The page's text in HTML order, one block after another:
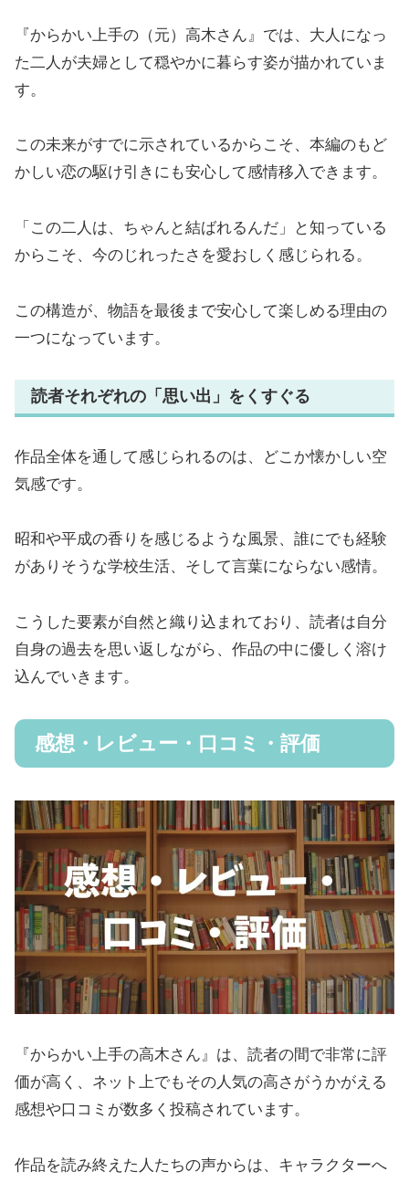
『からかい上手の（元）高木さん』では、大人になっ
た二人が夫婦として穏やかに暮らす姿が描かれていま
す。
この未来がすでに示されているからこそ、本編のもど
かしい恋の駆け引きにも安心して感情移入できます。
「この二人は、ちゃんと結ばれるんだ」と知っている
からこそ、今のじれったさを愛おしく感じられる。
この構造が、物語を最後まで安心して楽しめる理由の
一つになっています。
読者それぞれの「思い出」をくすぐる
作品全体を通して感じられるのは、どこか懐かしい空
気感です。
昭和や平成の香りを感じるような風景、誰にでも経験
がありそうな学校生活、そして言葉にならない感情。
こうした要素が自然と織り込まれており、読者は自分
自身の過去を思い返しながら、作品の中に優しく溶け
込んでいきます。
感想・レビュー・口コミ・評価
『からかい上手の高木さん』は、読者の間で非常に評
価が高く、ネット上でもその人気の高さがうかがえる
感想や口コミが数多く投稿されています。
作品を読み終えた人たちの声からは、キャラクターへ